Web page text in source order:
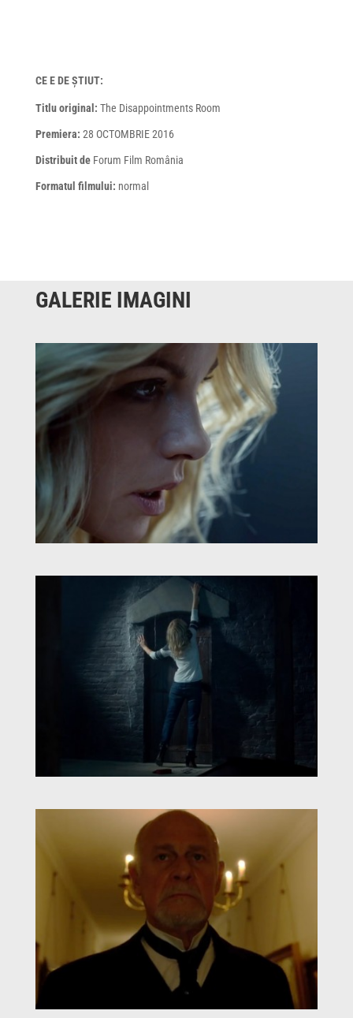
CE E DE ȘTIUT:
Titlu original: The Disappointments Room
Premiera: 28 OCTOMBRIE 2016
Distribuit deForum Film România
Formatul filmului: normal
GALERIE IMAGINI